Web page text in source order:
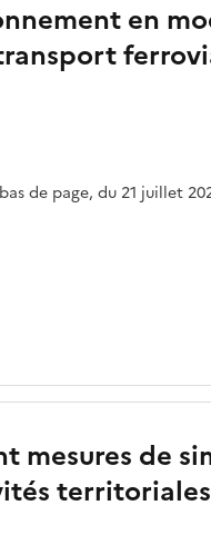
en
de page, du 21 juillet
mesures de